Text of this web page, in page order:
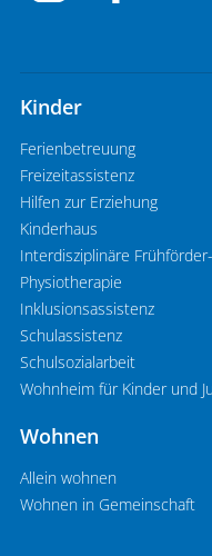
Kinder
Ferienbetreuung
Freizeitassistenz
Hilfen zur Erziehung
Kinderhaus
Interdisziplinäre
Physiotherapie
Inklusionsassistenz
Schulassistenz
Schulsozialarbeit
Wohnheim für Kinder und
Wohnen
Allein wohnen
Wohnen in Gemeinschaft